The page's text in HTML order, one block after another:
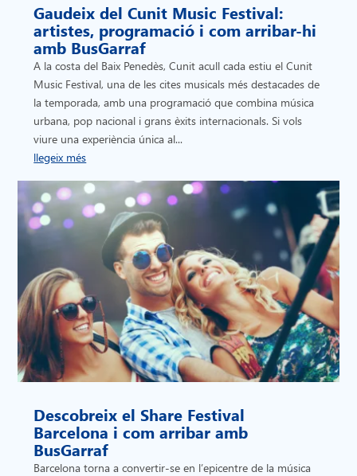
Gaudeix del Cunit Music Festival:
artistes, programació i com arribar-hi
amb BusGarraf
A la costa del Baix Penedès, Cunit acull cada estiu el Cunit
Music Festival, una de les cites musicals més destacades de
la temporada, amb una programació que combina música
urbana, pop nacional i grans èxits internacionals. Si vols
viure una experiència única al...
llegeix més
Descobreix el Share Festival
Barcelona i com arribar amb
BusGarraf
Barcelona torna a convertir-se en l’epicentre de la música